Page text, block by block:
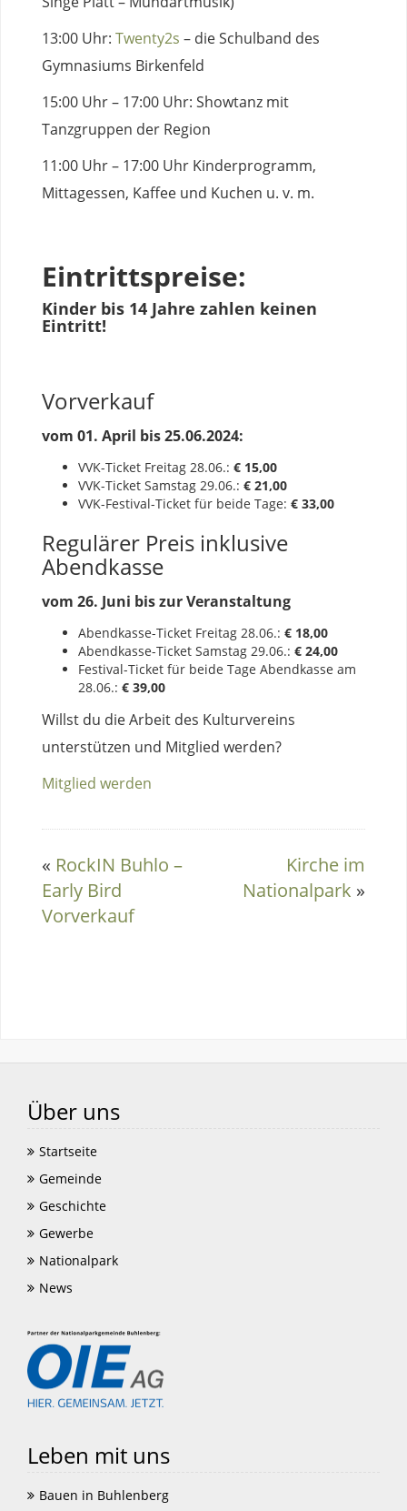
13:00 Uhr: Twenty2s – die Schulband des
Gymnasiums Birkenfeld
15:00 Uhr – 17:00 Uhr: Showtanz mit
Tanzgruppen der Region
11:00 Uhr – 17:00 Uhr Kinderprogramm,
Mittagessen, Kaffee und Kuchen u. v. m.
Eintrittspreise:
Kinder bis 14 Jahre zahlen keinen
Eintritt!
Vorverkauf
vom 01. April bis 25.06.2024:
VVK-Ticket Freitag 28.06.: € 15,00
VVK-Ticket Samstag 29.06.: € 21,00
VVK-Festival-Ticket für beide Tage: € 33,00
Regulärer Preis inklusive
Abendkasse
vom 26. Juni bis zur Veranstaltung
Abendkasse-Ticket Freitag 28.06.: € 18,00
Abendkasse-Ticket Samstag 29.06.: € 24,00
Festival-Ticket für beide Tage Abendkasse am
28.06.: € 39,00
Willst du die Arbeit des Kulturvereins
unterstützen und Mitglied werden?
Mitglied werden
« RockIN Buhlo –
Early Bird
Vorverkauf
Kirche im
Nationalpark »
Über uns
Startseite
Gemeinde
Geschichte
Gewerbe
Nationalpark
News
Leben mit uns
Bauen in Buhlenberg